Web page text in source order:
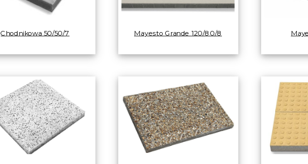
Chodnikowa 50/50/7 Mayesto Grande 120/80/8